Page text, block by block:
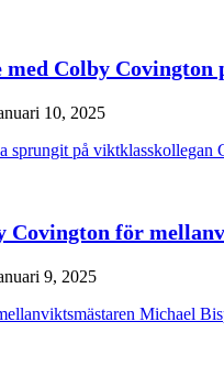
Colby Covington
10, 2025
på viktklasskollegan
Covington för
9, 2025
Michael